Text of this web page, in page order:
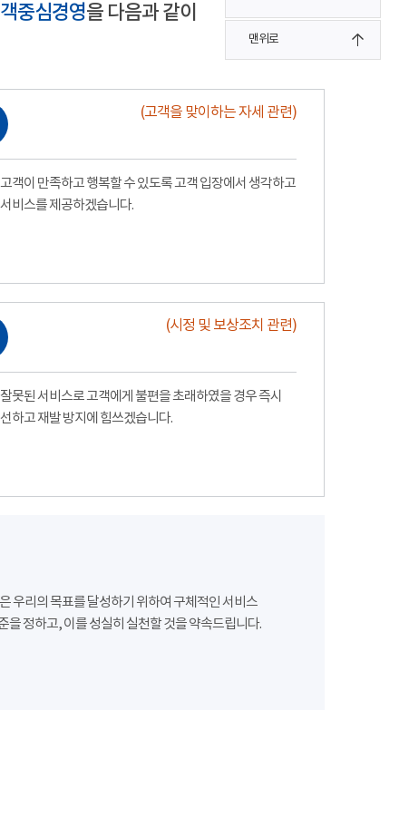
맨위로
중심경영을 다음과 같이
(고객을 맞이하는 자세 관련)
객이 만족하고 행복할 수 있도록 고객 입장에서 생각하고
비스를 제공하겠습니다.
(시정 및 보상조치 관련)
못된 서비스로 고객에게 불편을 초래하였을 경우 즉시
하고 재발 방지에 힘쓰겠습니다.
우리의 목표를 달성하기 위하여 구체적인 서비스
을 정하고, 이를 성실히 실천할 것을 약속드립니다.